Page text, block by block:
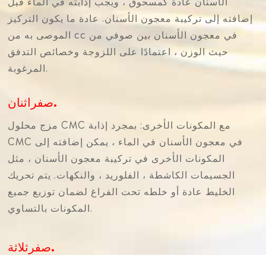
إضافته إلى تركيبة معجون الأسنان. عادة ما يكون التركيز
الموصى به من cc في معجون الأسنان بين صوفي من
حيث الوزن ، اعتمادًا على اللزوجة وخصائص التدفق
المرغوبة.
صفراثنان.
مزج محلول CMC مع المكونات الأخرى: بمجرد إذابة
CMC في معجون الأسنان في الماء ، يمكن إضافته إلى
المكونات الأخرى في تركيبة معجون الأسنان ، مثل
الجسيمات الكاشطة ، الفلوريد ، والنكهات. يتم تحريك
الخليط عادة أو خلطه تحت الفراغ لضمان توزيع جميع
المكونات بالتساوي.
صفرثلاثة.